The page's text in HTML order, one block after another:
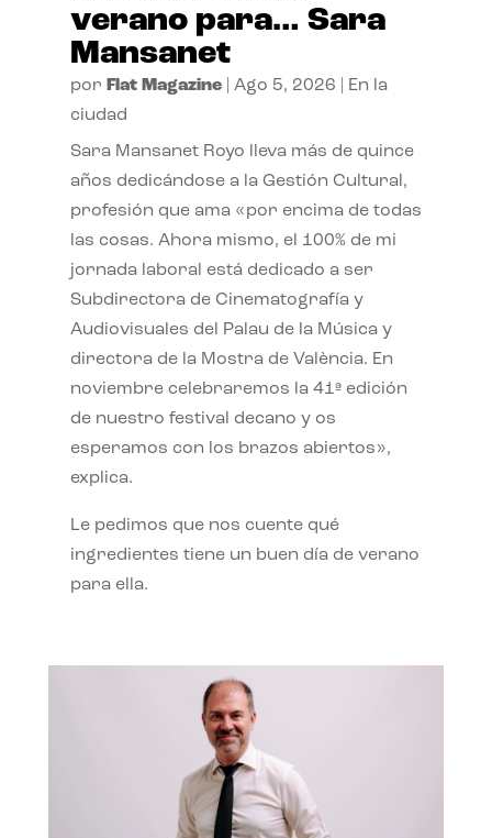
verano para… Sara
Mansanet
por Flat Magazine| Ago 5, 2026
En la
ciudad
Sara Mansanet Royo lleva más de quince
años dedicándose a la Gestión Cultural,
profesión que ama «por encima de todas
las cosas. Ahora mismo, el 100% de mi
jornada laboral está dedicado a ser
Subdirectora de Cinematografía y
Audiovisuales del Palau de la Música y
directora de la Mostra de València. En
noviembre celebraremos la 41ª edición
de nuestro festival decano y os
esperamos con los brazos abiertos»,
explica.
Le pedimos que nos cuente qué
ingredientes tiene un buen día de verano
para ella.